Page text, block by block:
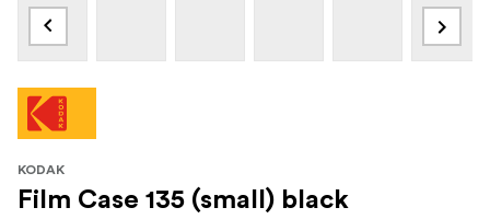
KODAK
Film Case 135 (small) black